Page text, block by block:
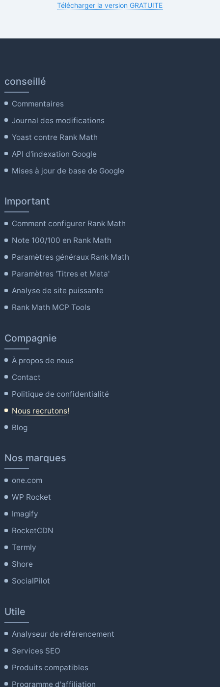
Télécharger la version GRATUITE
conseillé
Commentaires
Journal des modifications
Yoast contre Rank Math
API d'indexation Google
Mises à jour de base de Google
Important
Comment configurer Rank Math
Note 100/100 en Rank Math
Paramètres généraux Rank Math
Paramètres 'Titres et Meta'
Analyse de site puissante
Rank Math MCP Tools
Compagnie
À propos de nous
Contact
Politique de confidentialité
Nous recrutons!
Blog
Nos marques
one.com
WP Rocket
Imagify
RocketCDN
Termly
Shore
SocialPilot
Utile
Analyseur de référencement
Services SEO
Produits compatibles
Programme d'affiliation